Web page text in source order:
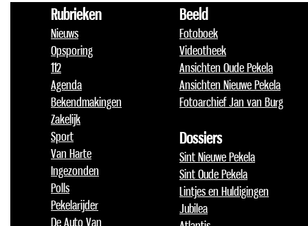
Rubrieken
Nieuws
Opsporing
112
Agenda
Bekendmakingen
Zakelijk
Sport
Van Harte
Ingezonden
Polls
Pekelarijder
De Auto Van
Beeld
Fotoboek
Videotheek
Ansichten Oude Pekela
Ansichten Nieuwe Pekela
Fotoarchief Jan van Burg
Dossiers
Sint Nieuwe Pekela
Sint Oude Pekela
Lintjes en Huldigingen
Jubilea